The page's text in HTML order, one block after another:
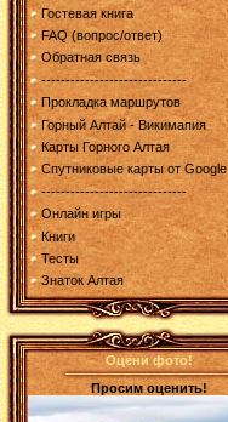
Гостевая книга
FAQ (вопрос/ответ)
Обратная связь
------------------------------
Прокладка маршрутов
Горный Алтай - Викимапия
Карты Горного Алтая
Спутниковые карты от Google
------------------------------
Онлайн игры
Книги
Тесты
Знаток Алтая
Оцени фото!
Просим оценить!